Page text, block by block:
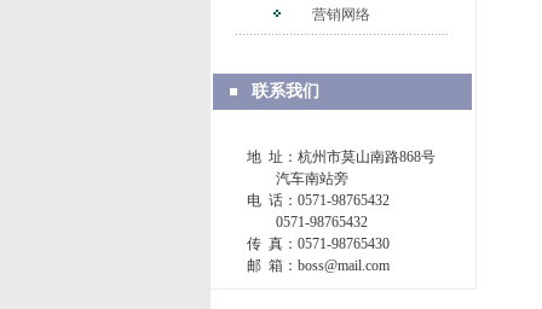
营销网络
联系我们
地 址：杭州市莫山南路868号
汽车南站旁
电 话：0571-98765432
0571-98765432
传 真：0571-98765430
邮 箱：boss@mail.com